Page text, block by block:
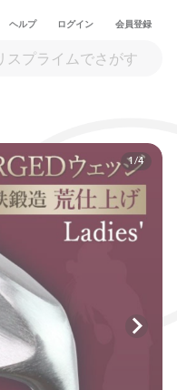
ヘルプ ログイン 会員登録
1/4